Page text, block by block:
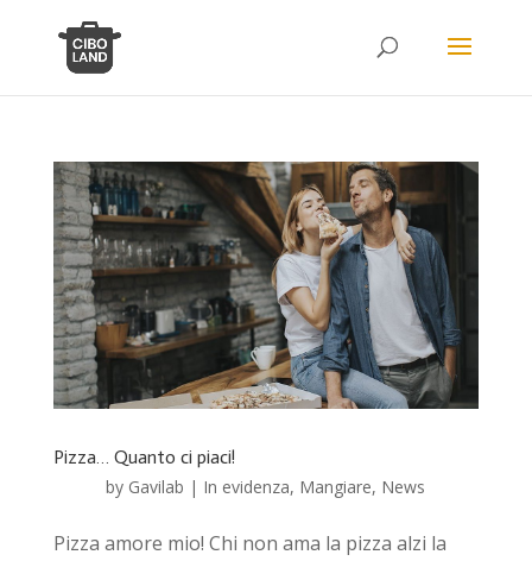
Pizza… Quanto ci piaci!
by Gavilab | In evidenza, Mangiare, News
Pizza amore mio! Chi non ama la pizza alzi la